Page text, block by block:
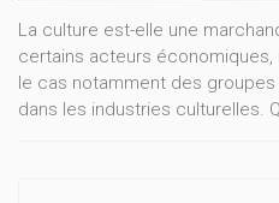
La culture est-elle une
certains acteurs économiques,
le cas notamment des
dans les industries culturelles.